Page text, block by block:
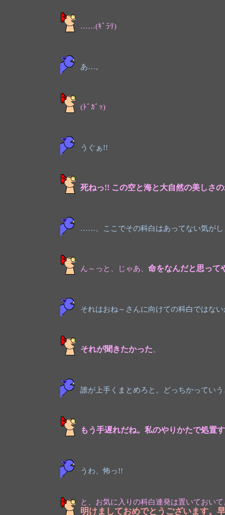
……(ｷﾞﾗﾘ)
あ…。
(ﾄﾞｶﾞｯ)
うぐぁ!!
死ねっ!! この空と海と大自然の美しさ
……、ここでその科白はあってない気がし
ん～っと、じゃあ、命をなんだと思って
それはおね～さんに向けての科白では
それが聞きたかった。
誰が上手くまとめろと。どっちかってい
もう手遅れだね。私のやりかたで処置
うわ、怖っ!!
と、お気に入りの科白連発は置いておい
明けましておめでとうございます。